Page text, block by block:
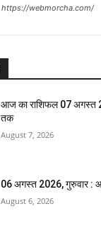
https://webmorcha.com/
आज का राशिफल 07 अगस्त
तक
August 7, 2026
06 अगस्त 2026, गुरुवार :
August 6, 2026